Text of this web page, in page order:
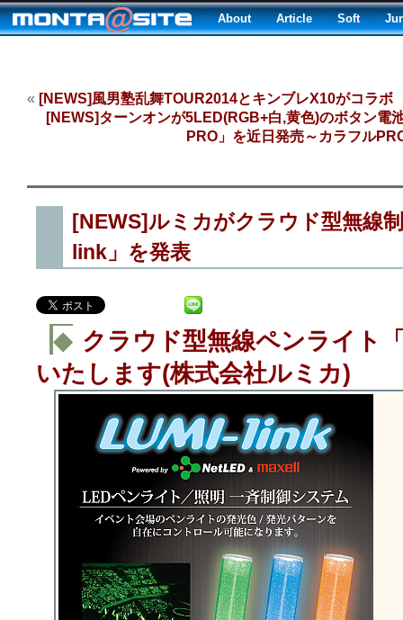
About Article Soft
« [NEWS]風男塾乱舞TOUR2014とキンブレX10がコラボ
[NEWS]ターンオンが5LED(RGB+白,黄色)のボタン電
PRO」を近日発売～カラフル
[NEWS]ルミカがクラウド型無線
link」を発表
◆ クラウド型無線ペンライト
いたします(株式会社ルミカ)